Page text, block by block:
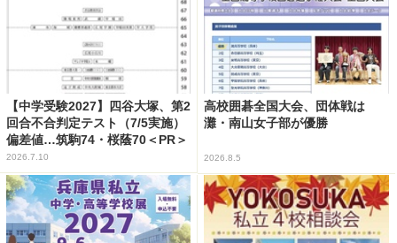
【中学受験2027】四谷大塚、第2
回合不合判定テスト（7/5実施）
偏差値…筑駒74・桜蔭70＜PR＞
2026.7.10
高校囲碁全国大会、団体戦は
灘・南山女子部が優勝
2026.8.5